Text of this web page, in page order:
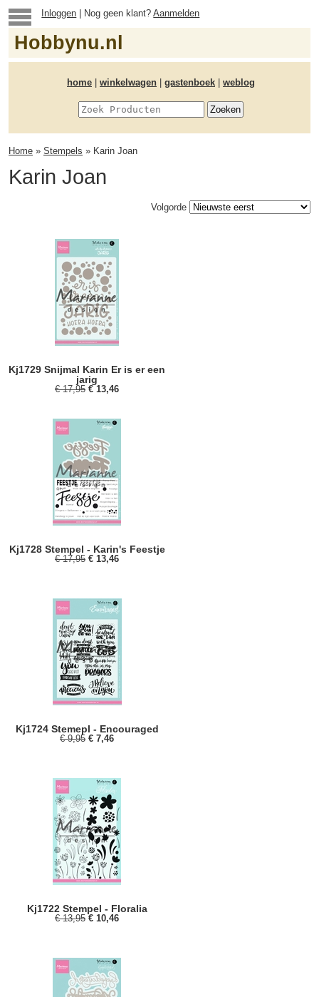
Inloggen | Nog geen klant?Aanmelden
Hobbynu.nl
home winkelwagen gastenboek weblog
Home » Stempels » Karin Joan
Karin Joan
Volgorde
Kj1729 Snijmal Karin Er is er een
jarig
€ 17,95 € 13,46
Kj1728 Stempel - Karin's Feestje
€ 17,95 € 13,46
Kj1724 Stemepl - Encouraged
€ 9,95 € 7,46
Kj1722 Stempel - Floralia
€ 13,95 € 10,46